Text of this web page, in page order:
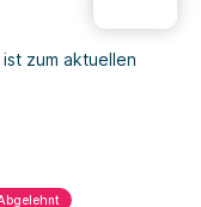
zum aktuellen